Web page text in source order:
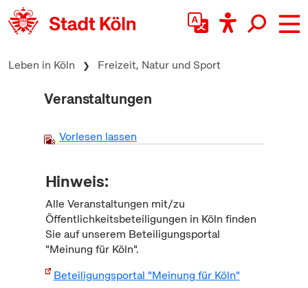
zum Inhalt springen
Leben in Köln Freizeit, Natur und Sport
Veranstaltungen
Vorlesen lassen
Hinweis:
Alle Veranstaltungen mit/zu
Öffentlichkeitsbeteiligungen in Köln finden
Sie auf unserem Beteiligungsportal
"Meinung für Köln".
Beteiligungsportal "Meinung für Köln"